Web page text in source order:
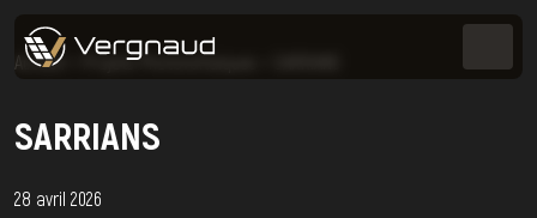
Accueil Projets Photovoltaïques
SARRIANS
28 avril 2026